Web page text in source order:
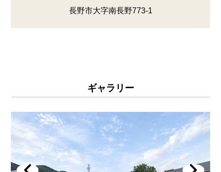
長野市大字南長野773-1
ギャラリー